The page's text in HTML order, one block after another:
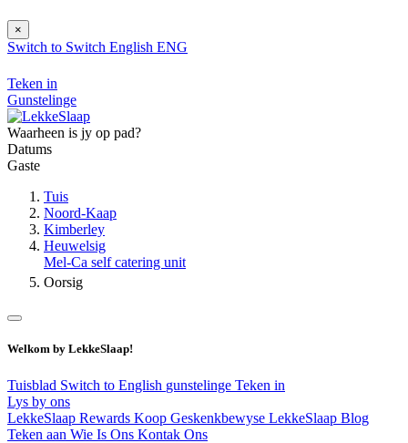
×
Switch to Switch English ENG
Teken in
Gunstelinge
Waarheen is jy op pad?
Datums
Gaste
Tuis
Noord-Kaap
Kimberley
Heuwelsig
Mel-Ca self catering unit
Oorsig
Welkom by LekkeSlaap!
Tuisblad Switch to English gunstelinge Teken in
Lys by ons
LekkeSlaap Rewards Koop Geskenkbewyse LekkeSlaap Blog
Teken aan Wie Is Ons Kontak Ons